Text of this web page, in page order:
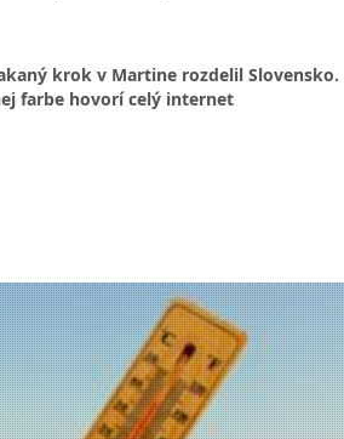
krok v Martine rozdelil Slovensko.
farbe hovorí celý internet